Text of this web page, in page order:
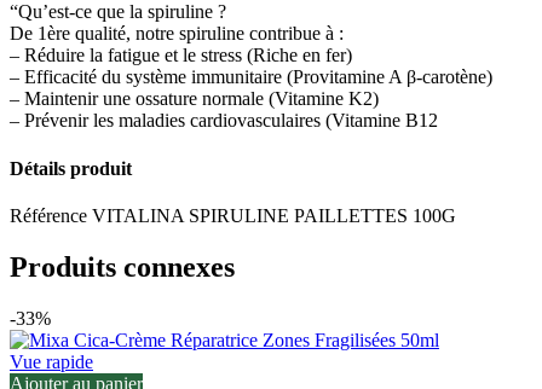
“Qu’est-ce que la spiruline ?
De 1ère qualité, notre spiruline contribue à :
– Réduire la fatigue et le stress (Riche en fer)
– Efficacité du système immunitaire (Provitamine A β-carotène)
– Maintenir une ossature normale (Vitamine K2)
– Prévenir les maladies cardiovasculaires (Vitamine B12
Détails produit
Référence VITALINA SPIRULINE PAILLETTES 100G
Produits connexes
-33%
Vue rapide
Ajouter au panier